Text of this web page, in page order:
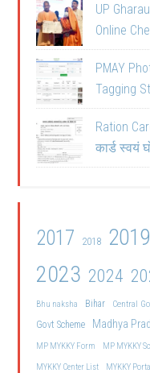
UP
Online
PMAY
Tagging
Ration
कार्ड स्वयं
2017 2018 2019
2023 2024
Bhu naksha Bihar Central
Govt Scheme Madhya
MP MYKKY Form
MP MYKKY
MYKKY Center List
MYKKY